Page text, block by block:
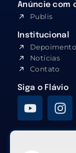
Anúncie com
Publis
Institucional
Notícias
Contato
Siga o Flávio